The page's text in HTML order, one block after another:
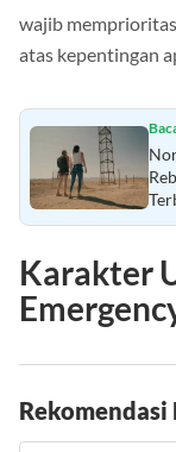
wajib
atas kepentingan
Karakter
Rekomendasi